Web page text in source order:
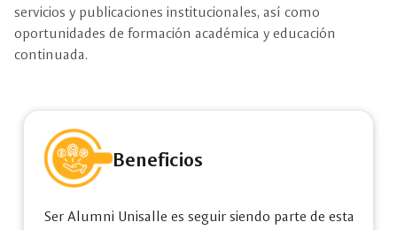
servicios y publicaciones institucionales, así como
oportunidades de formación académica y educación
continuada.
Servicios
beneficios
para
Beneficios
Ser Alumni Unisalle es seguir siendo parte de esta